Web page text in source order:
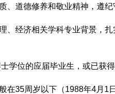
、道德修养和敬业精神，遵
、经济相关学科专业背景，
学位的应届毕业生，或已获
在35周岁以下（1988年4月1